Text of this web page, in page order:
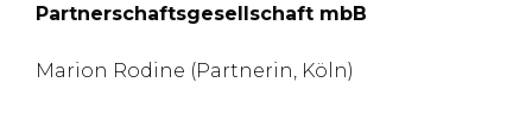
Partnerschaftsgesellschaft mbB
Marion Rodine (Partnerin, Köln)